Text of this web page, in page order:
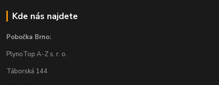
Kde nás najdete
Pobočka Brno:
PlynoTop A-Z s. r. o.
Táborská 144